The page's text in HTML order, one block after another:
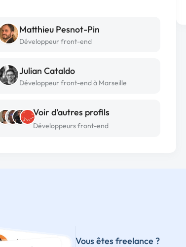
Matthieu Pesnot-Pin
Développeur front-end
Julian Cataldo
Développeur front-end à Marseille
Voir d’autres profils
Développeurs front-end
Vous êtes freelance ?